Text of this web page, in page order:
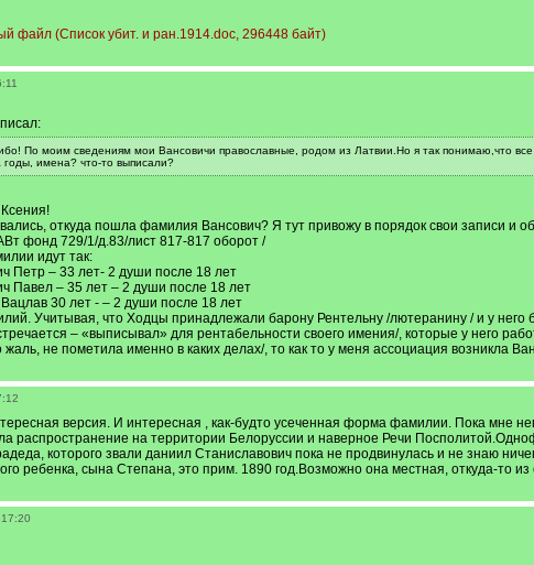
файл (Список убит. и ран.1914.doc, 296448 байт)
По моим сведениям мои Вансовичи православные, родом из Латвии.Но я так понимаю,что
годы, имена? что-то выписали?
откуда пошла фамилия Вансович? Я тут привожу в порядок свои записи и
фонд 729/1/д.83/лист 817-817 оборот /
идут так:
Петр – 33 лет- 2 души после 18 лет
Павел – 35 лет – 2 души после 18 лет
30 лет - – 2 души после 18 лет
Учитывая, что Ходцы принадлежали барону Рентельну /лютеранину / и у
– «выписывал» для рентабельности своего имения/, которые у него
не пометила именно в каких делах/, то как то у меня ассоциация возникла
версия. И интересная , как-будто усеченная форма фамилии. Пока мне
распространение на территории Белоруссии и наверное Речи
которого звали даниил Станиславович пока не продвинулась и не знаю
ребенка, сына Степана, это прим. 1890 год.Возможно она местная, откуда-то
17:20